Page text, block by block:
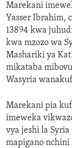
Marekani
Yasser Ibrahim,
13894 kwa
kwa mzozo wa
Mashariki ya
mikataba
Wasyria
Marekani pia
imeweka
vya jeshi la
mapigano